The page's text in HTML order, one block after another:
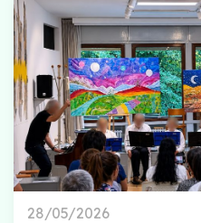
28/05/2026